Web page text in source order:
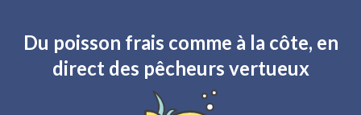
Du poisson frais comme à la côte, en
direct des pêcheurs vertueux